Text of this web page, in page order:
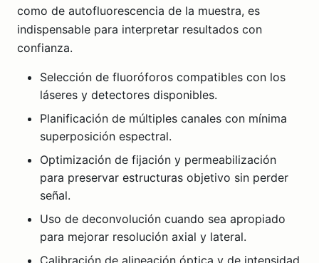
como de autofluorescencia de la muestra, es
indispensable para interpretar resultados con
confianza.
Selección de fluoróforos compatibles con los
láseres y detectores disponibles.
Planificación de múltiples canales con mínima
superposición espectral.
Optimización de fijación y permeabilización
para preservar estructuras objetivo sin perder
señal.
Uso de deconvolución cuando sea apropiado
para mejorar resolución axial y lateral.
Calibración de alineación óptica y de intensidad